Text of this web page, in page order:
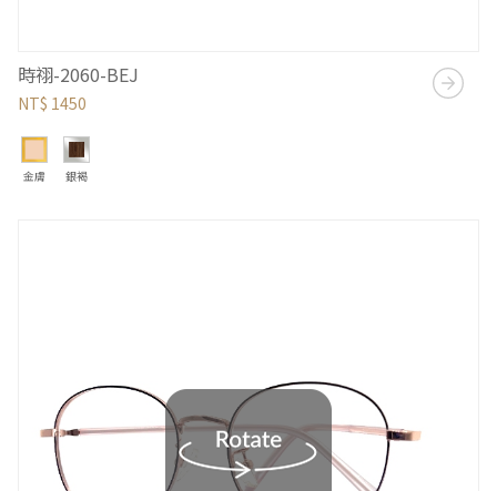
時祤-2060-BEJ
NT$ 1450
金膚 銀褐